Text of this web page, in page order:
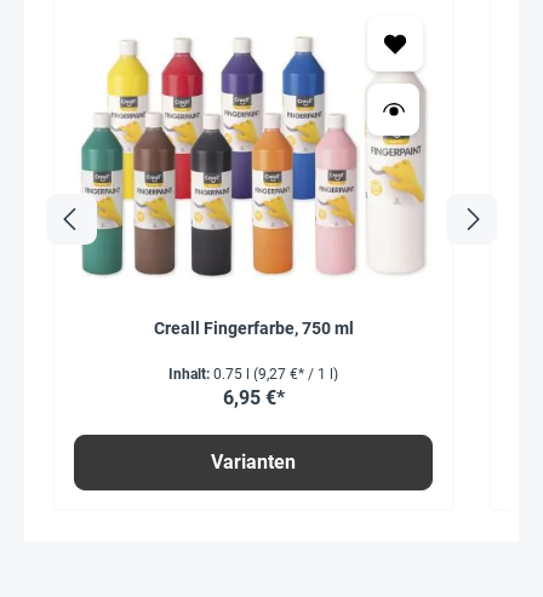
Creall Fingerfarbe, 750 ml
Inhalt: 0.75 l (9,27 €* / 1 l)
6,95 €*
Varianten